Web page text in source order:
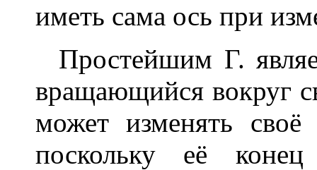
иметь сама ось при
Простейшим Г.
вращающийся вокруг
может изменять своё
поскольку её